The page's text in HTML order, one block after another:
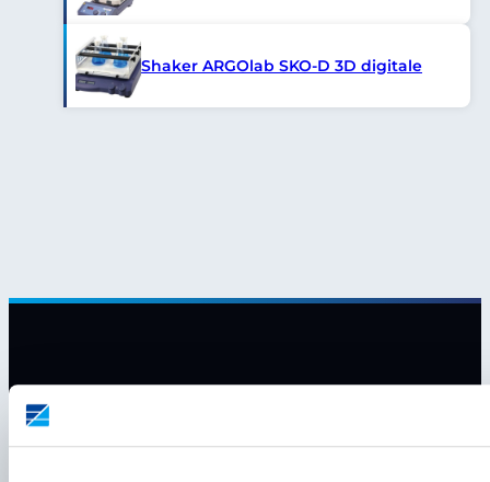
Shaker ARGOlab SKO-D 3D digitale